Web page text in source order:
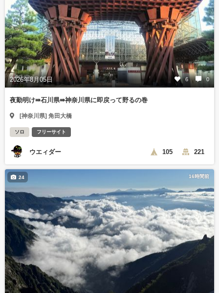
2026年8月05日 6 0
夜勤明け⇛石川県⇛神奈川県に即戻って野るの巻
[神奈川県] 角田大橋
ソロ フリーサイト
ウエィダー 105 221
16時間前
24